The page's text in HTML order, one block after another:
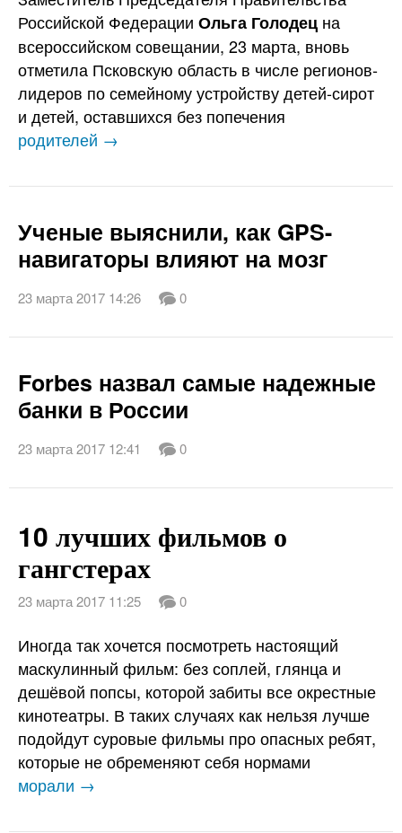
Российской Федерации Ольга Голодец на
всероссийском совещании, 23 марта, вновь
отметила Псковскую область в числе регионов-
лидеров по семейному устройству детей-сирот
и детей, оставшихся без попечения
родителей →
Ученые выяснили, как GPS-
навигаторы влияют на мозг
23 марта 2017 14:26 0
Forbes назвал самые надежные
банки в России
23 марта 2017 12:41 0
10 лучших фильмов о
гангстерах
23 марта 2017 11:25 0
Иногда так хочется посмотреть настоящий
маскулинный фильм: без соплей, глянца и
дешёвой попсы, которой забиты все окрестные
кинотеатры. В таких случаях как нельзя лучше
подойдут суровые фильмы про опасных ребят,
которые не обременяют себя нормами
морали →